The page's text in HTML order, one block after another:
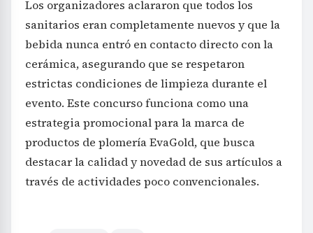
Los organizadores aclararon que todos los
sanitarios eran completamente nuevos y que la
bebida nunca entró en contacto directo con la
cerámica, asegurando que se respetaron
estrictas condiciones de limpieza durante el
evento. Este concurso funciona como una
estrategia promocional para la marca de
productos de plomería EvaGold, que busca
destacar la calidad y novedad de sus artículos a
través de actividades poco convencionales.